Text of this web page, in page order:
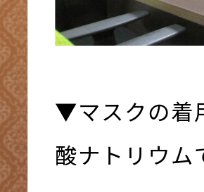
▼マスクの着
酸ナトリウム